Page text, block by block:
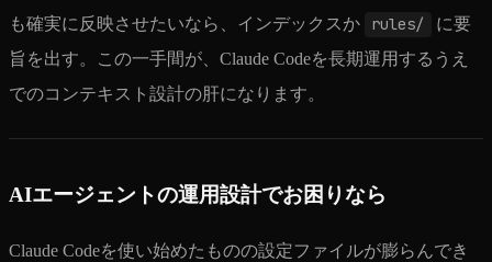
も確実に反映させたいなら、インデックスか
rules/
に要
旨を出す。この一手間が、Claude Codeを長期運用するうえ
でのコンテキスト設計の肝になります。
AIエージェントの運用設計でお困りなら
Claude Codeを使い始めたものの設定ファイルが膨らんでき